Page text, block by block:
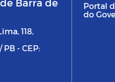
118,
PB - CEP:
Portal
do